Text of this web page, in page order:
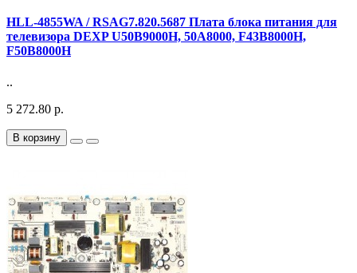
HLL-4855WA / RSAG7.820.5687 Плата блока питания для
телевизора DEXP U50B9000H, 50A8000, F43B8000H,
F50B8000H
..
5 272.80 р.
В корзину